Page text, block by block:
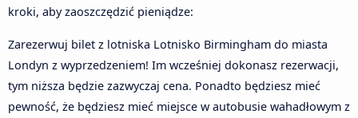
kroki, aby zaoszczędzić pieniądze:
Zarezerwuj bilet z lotniska Lotnisko Birmingham do miasta
Londyn z wyprzedzeniem! Im wcześniej dokonasz rezerwacji,
tym niższa będzie zazwyczaj cena. Ponadto będziesz mieć
pewność, że będziesz mieć miejsce w autobusie wahadłowym z